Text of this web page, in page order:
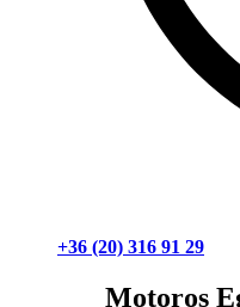
+36 (20) 316 91 29
Motoros